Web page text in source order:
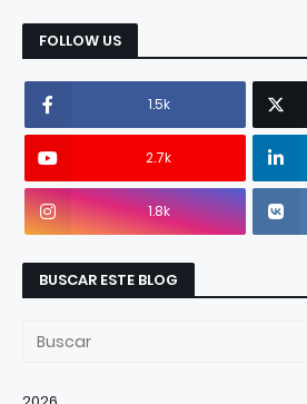
FOLLOW US
1.5k
2.7k
1.8k
BUSCAR ESTE BLOG